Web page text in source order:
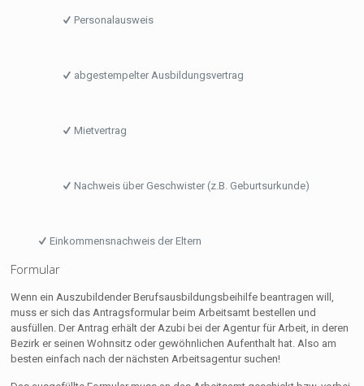
Personalausweis
abgestempelter Ausbildungsvertrag
Mietvertrag
Nachweis über Geschwister (z.B. Geburtsurkunde)
Einkommensnachweis der Eltern
Formular
Wenn ein Auszubildender Berufsausbildungsbeihilfe beantragen will,
muss er sich das Antragsformular beim Arbeitsamt bestellen und
ausfüllen. Der Antrag erhält der Azubi bei der Agentur für Arbeit, in deren
Bezirk er seinen Wohnsitz oder gewöhnlichen Aufenthalt hat. Also am
besten einfach nach der nächsten Arbeitsagentur suchen!